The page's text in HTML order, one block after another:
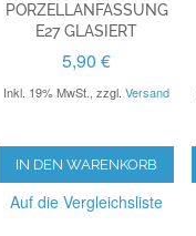
PORZELLANFASSUNG
E27 GLASIERT
5,90 €
Inkl. 19% MwSt. ,zzgl.Versand
IN DEN WARENKORB
Auf die Vergleichsliste